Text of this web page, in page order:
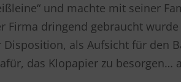
und machte mit seiner
Firma dringend gebraucht
als Aufsicht für den
das Klopapier zu besorgen…